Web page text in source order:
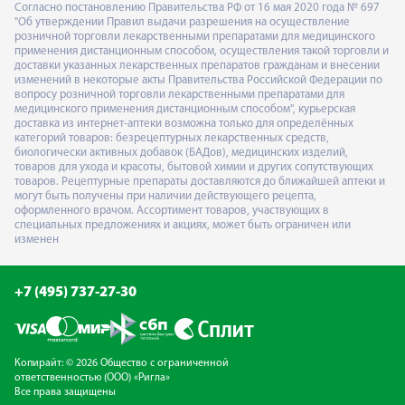
Согласно постановлению Правительства РФ от 16 мая 2020 года № 697
"Об утверждении Правил выдачи разрешения на осуществление
розничной торговли лекарственными препаратами для медицинского
применения дистанционным способом, осуществления такой торговли и
доставки указанных лекарственных препаратов гражданам и внесении
изменений в некоторые акты Правительства Российской Федерации по
вопросу розничной торговли лекарственными препаратами для
медицинского применения дистанционным способом", курьерская
доставка из интернет-аптеки возможна только для определённых
категорий товаров: безрецептурных лекарственных средств,
биологически активных добавок (БАДов), медицинских изделий,
товаров для ухода и красоты, бытовой химии и других сопутствующих
товаров. Рецептурные препараты доставляются до ближайшей аптеки и
могут быть получены при наличии действующего рецепта,
оформленного врачом. Ассортимент товаров, участвующих в
специальных предложениях и акциях, может быть ограничен или
изменен
+7 (495) 737-27-30
Копирайт: © 2026 Общество с ограниченной
ответственностью (ООО) «Ригла»
Все права защищены